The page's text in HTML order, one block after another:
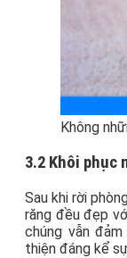
Không
3.2 Khôi phục
Sau khi rời
răng đều đẹp
chúng vẫn
thiện đáng kể